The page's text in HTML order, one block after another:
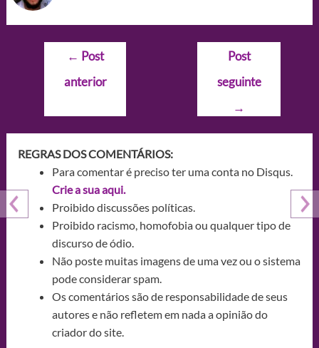
Navegação
Post
← Post
anterior
Post
seguinte
→
REGRAS DOS COMENTÁRIOS:
Para comentar é preciso ter uma conta no Disqus.
Crie a sua aqui.
Proibido discussões políticas.
Proibido racismo, homofobia ou qualquer tipo de
discurso de ódio.
Não poste muitas imagens de uma vez ou o sistema
pode considerar spam.
Os comentários são de responsabilidade de seus
autores e não refletem em nada a opinião do
criador do site.